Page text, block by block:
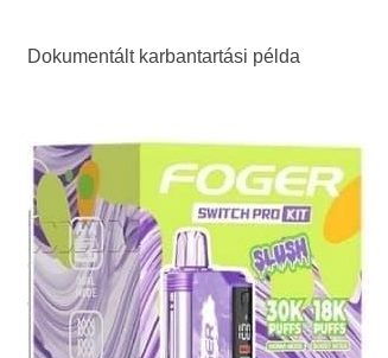
Dokumentált karbantartási példa